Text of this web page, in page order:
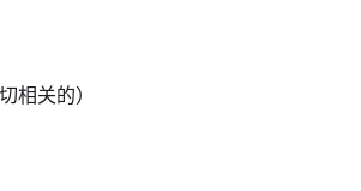
相关的）